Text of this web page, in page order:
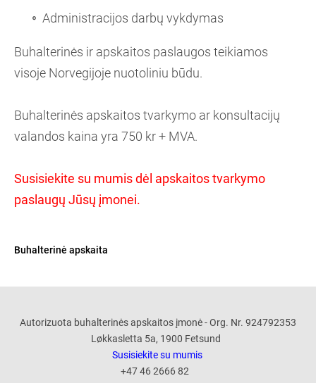
Administracijos darbų vykdymas
Buhalterinės ir apskaitos paslaugos teikiamos
visoje Norvegijoje nuotoliniu būdu.
Buhalterinės apskaitos tvarkymo ar konsultacijų
valandos kaina yra 750 kr + MVA.
Susisiekite su mumis dėl apskaitos tvarkymo
paslaugų Jūsų įmonei.
Buhalterinė apskaita
Autorizuota buhalterinės apskaitos įmonė - Org. Nr. 924792353
Løkkasletta 5a, 1900 Fetsund
Susisiekite su mumis
+47 46 2666 82